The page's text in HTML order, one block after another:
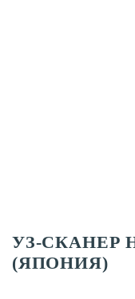
УЗ-СКАНЕР
(ЯПОНИЯ)